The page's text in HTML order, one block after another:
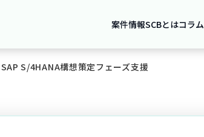
案件情報SCBとはコラム
SAP S/4HANA構想策定フェーズ支援